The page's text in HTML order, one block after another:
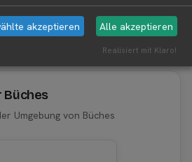
Region 63654 Büches
Umgebung von Büches
akzeptieren Alle akzeptieren
Realisiert mit Klaro!